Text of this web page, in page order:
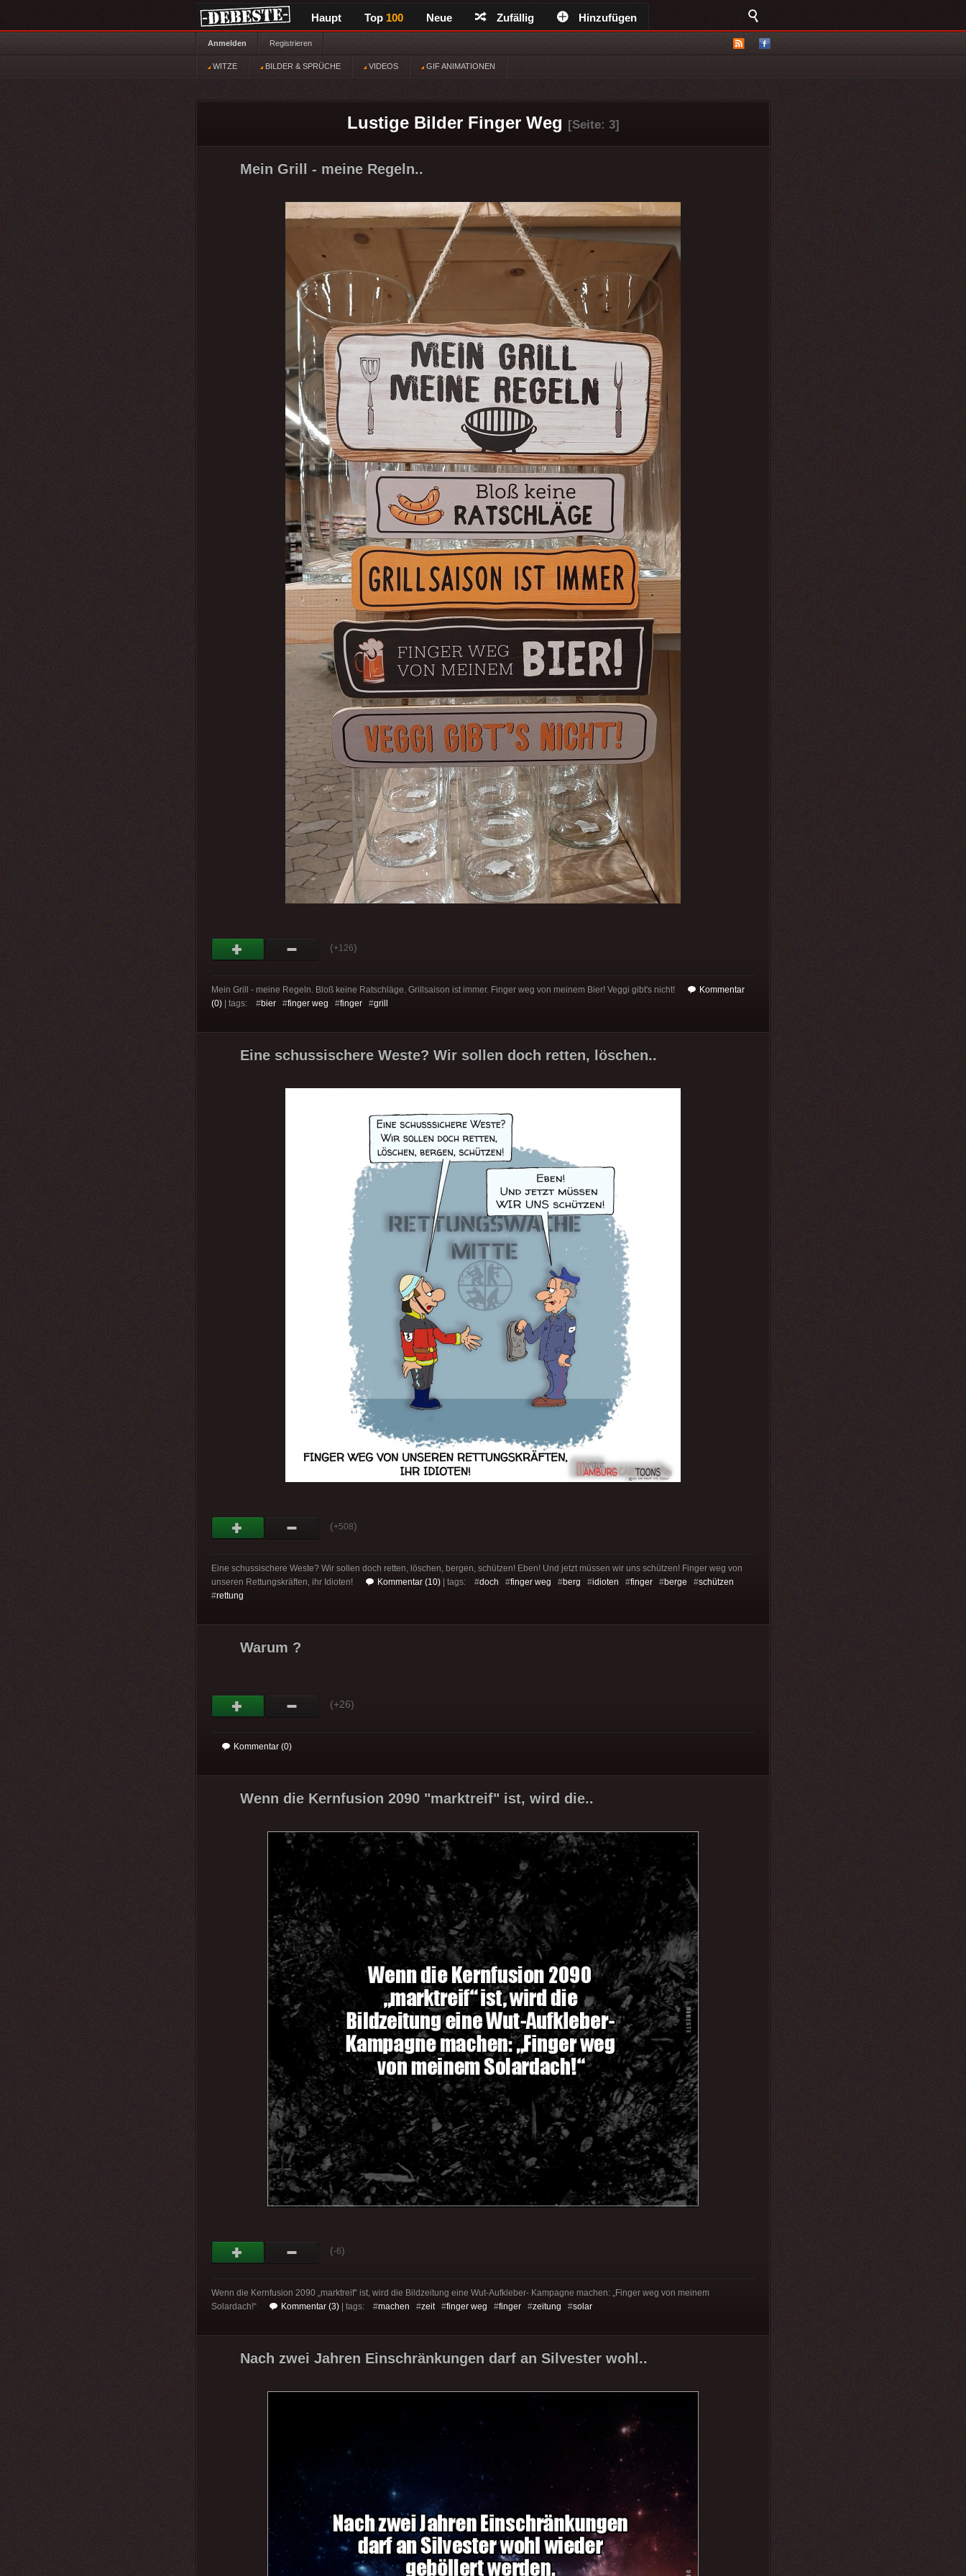
Haupt Top 100 Neue Zufällig Hinzufügen
Anmelden Registrieren
WITZE BILDER & SPRÜCHE VIDEOS GIF ANIMATIONEN
Lustige Bilder Finger Weg [Seite: 3]
Mein Grill - meine Regeln..
(+126)
Mein Grill - meine Regeln. Bloß keine Ratschläge. Grillsaison ist immer. Finger weg von meinem Bier! Veggi gibt's nicht!
Kommentar
(0) | tags: #bier #finger weg #finger #grill
Eine schussischere Weste? Wir sollen doch retten, löschen..
(+508)
Eine schussischere Weste? Wir sollen doch retten, löschen, bergen, schützen! Eben! Und jetzt müssen wir uns schützen! Finger weg von
unseren Rettungskräften, ihr Idioten!
Kommentar (10) | tags: #doch #finger weg #berg #idioten #finger #berge #schützen
#rettung
Warum ?
(+26)
Kommentar (0)
Wenn die Kernfusion 2090 "marktreif" ist, wird die..
(-6)
Wenn die Kernfusion 2090 „marktreif“ ist, wird die Bildzeitung eine Wut-Aufkleber- Kampagne machen: „Finger weg von meinem
Solardach!“
Kommentar (3) | tags: #machen #zeit#finger weg #finger #zeitung #solar
Nach zwei Jahren Einschränkungen darf an Silvester wohl..